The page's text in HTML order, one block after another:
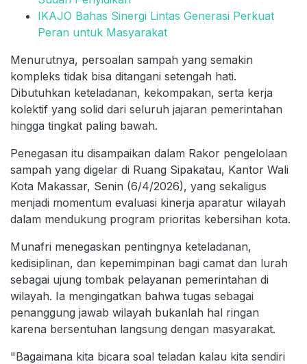
IKAJO Bahas Sinergi Lintas Generasi Perkuat
Peran untuk Masyarakat
Menurutnya, persoalan sampah yang semakin
kompleks tidak bisa ditangani setengah hati.
Dibutuhkan keteladanan, kekompakan, serta kerja
kolektif yang solid dari seluruh jajaran pemerintahan
hingga tingkat paling bawah.
Penegasan itu disampaikan dalam Rakor pengelolaan
sampah yang digelar di Ruang Sipakatau, Kantor Wali
Kota Makassar, Senin (6/4/2026), yang sekaligus
menjadi momentum evaluasi kinerja aparatur wilayah
dalam mendukung program prioritas kebersihan kota.
Munafri menegaskan pentingnya keteladanan,
kedisiplinan, dan kepemimpinan bagi camat dan lurah
sebagai ujung tombak pelayanan pemerintahan di
wilayah. Ia mengingatkan bahwa tugas sebagai
penanggung jawab wilayah bukanlah hal ringan
karena bersentuhan langsung dengan masyarakat.
"Bagaimana kita bicara soal teladan kalau kita sendiri